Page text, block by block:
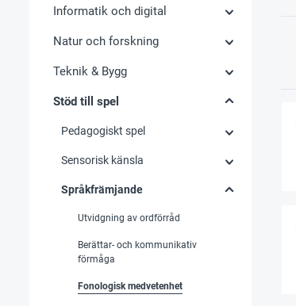
Informatik och digital
Natur och forskning
Teknik & Bygg
Stöd till spel
Pedagogiskt spel
Sensorisk känsla
Språkfrämjande
Utvidgning av ordförråd
Berättar- och kommunikativ
förmåga
Fonologisk medvetenhet